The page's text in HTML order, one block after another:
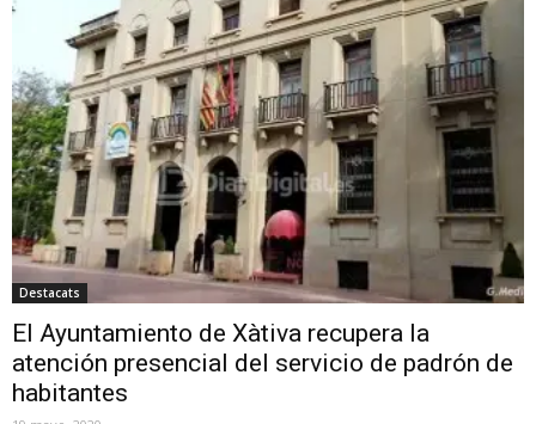
Destacats
El Ayuntamiento de Xàtiva recupera la
atención presencial del servicio de padrón de
habitantes